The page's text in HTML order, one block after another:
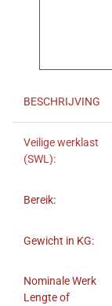
BESCHRIJVING
Veilige werklast
(SWL):
Bereik:
Gewicht in KG:
Nominale Werk
Lengte of